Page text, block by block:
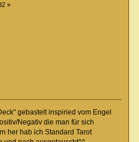
»
gebastelt inspiried vom Engel
Negativ die man für sich
her hab ich Standard Tarot